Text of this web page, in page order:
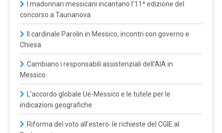
I madonnari messicani incantano l’11ª edizione del
concorso a Taurianova
Il cardinale Parolin in Messico, incontri con governo e
Chiesa
Cambiano i responsabili assistenziali dell’AIA in
Messico
L’accordo globale Ue-Messico e le tutele per le
indicazioni geografiche
Riforma del voto all’estero: le richieste del CGIE al